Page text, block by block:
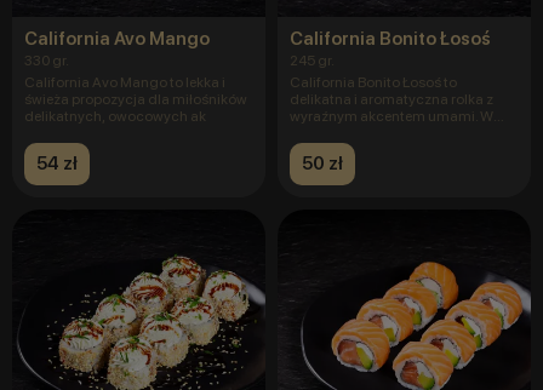
California Avo Mango
330 gr.
California Avo Mango to lekka i
świeża propozycja dla miłośników
delikatnych, owocowych ak
54 zł
California Bonito Łosoś
245 gr.
California Bonito Łosoś to
delikatna i aromatyczna rolka z
wyraźnym akcentem umami. W
50 zł